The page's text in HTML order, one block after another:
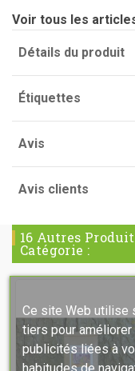
Voir tous les
Détails du produit
Étiquettes
Avis
Avis clients
16 Autres
Catégorie :
Ce site Web utilise
tiers pour
publicités liées à